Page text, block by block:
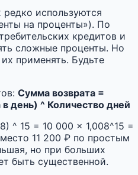
используются
на проценты»). По
кредитов и
сложные проценты. Но
применять. Будьте
Сумма возврата =
день) ^ Количество дней
^ 15 = 10 000 × 1,008^15 =
11 200 ₽ по простым
но при больших
быть существенной.